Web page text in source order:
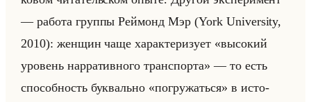
— ра­бо­та груп­пы Реймонд Мэр (York University,
2010): жен­щин чаще ха­рак­те­ри­зу­ет «высокий
уровень нарративного транспорта» — то есть
спо­соб­ность бук­вально «погружаться» в ис­то­